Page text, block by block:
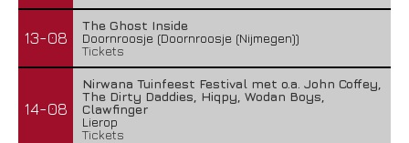
13-08
The Ghost Inside
Doornroosje (Doornroosje (Nijmegen))
Tickets
14-08
Nirwana Tuinfeest Festival met o.a. John Coffey,
The Dirty Daddies, Hiqpy, Wodan Boys,
Clawfinger
Lierop
Tickets